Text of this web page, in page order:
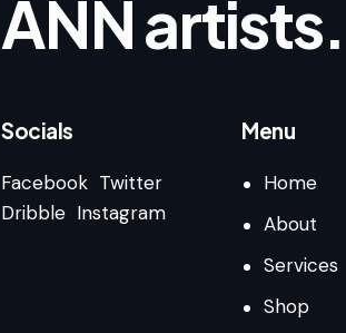
ANN artists.
Socials
Facebook Twitter
Dribble Instagram
Menu
Home
About
Services
Shop